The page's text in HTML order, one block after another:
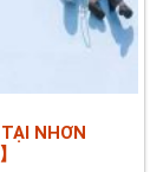
NHƠN